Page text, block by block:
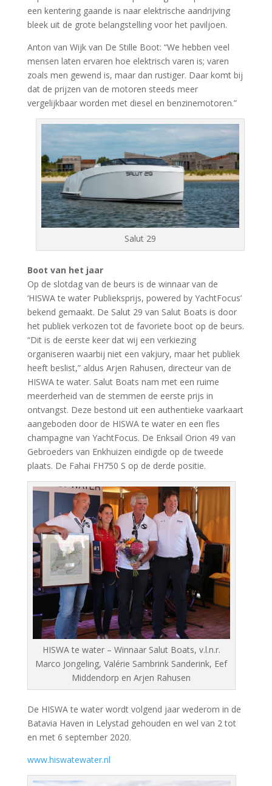
een kentering gaande is naar elektrische aandrijving
bleek uit de grote belangstelling voor het paviljoen.
Anton van Wijk van De Stille Boot: “We hebben veel
mensen laten ervaren hoe elektrisch varen is; varen
zoals men gewend is, maar dan rustiger. Daar komt bij
dat de prijzen van de motoren steeds meer
vergelijkbaar worden met diesel en benzinemotoren.”
Salut 29
Boot van het jaar
Op de slotdag van de beurs is de winnaar van de
‘HISWA te water Publieksprijs, powered by YachtFocus’
bekend gemaakt. De Salut 29 van Salut Boats is door
het publiek verkozen tot de favoriete boot op de beurs.
“Dit is de eerste keer dat wij een verkiezing
organiseren waarbij niet een vakjury, maar het publiek
heeft beslist,” aldus Arjen Rahusen, directeur van de
HISWA te water. Salut Boats nam met een ruime
meerderheid van de stemmen de eerste prijs in
ontvangst. Deze bestond uit een authentieke vaarkaart
aangeboden door de HISWA te water en een fles
champagne van YachtFocus. De Enksail Orion 49 van
Gebroeders van Enkhuizen eindigde op de tweede
plaats. De Fahai FH750 S op de derde positie.
HISWA te water – Winnaar Salut Boats, v.l.n.r.
Marco Jongeling, Valérie Sambrink Sanderink, Eef
Middendorp en Arjen Rahusen
De HISWA te water wordt volgend jaar wederom in de
Batavia Haven in Lelystad gehouden en wel van 2 tot
en met 6 september 2020.
www.hiswatewater.nl